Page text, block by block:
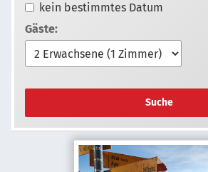
kein bestimmtes Datum
Gäste:
Suche